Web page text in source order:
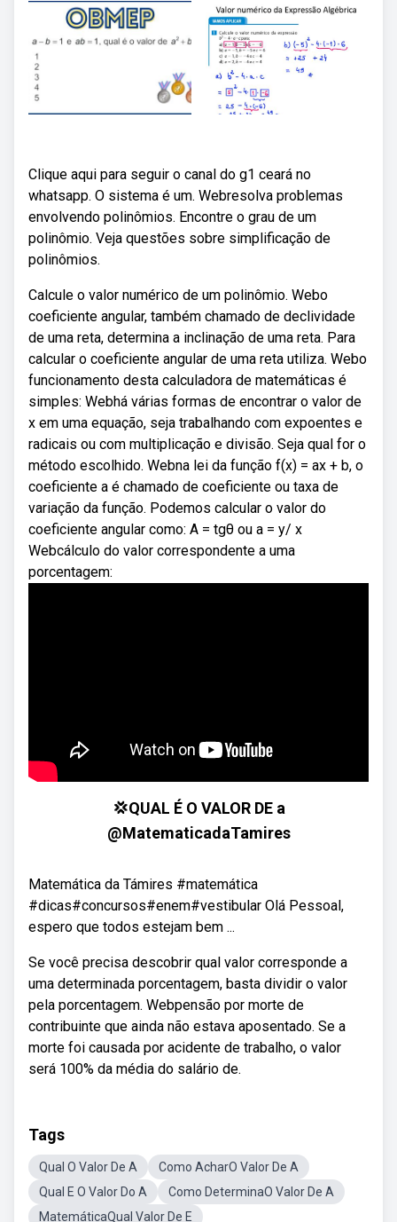
Clique aqui para seguir o canal do g1 ceará no
whatsapp. O sistema é um. Webresolva problemas
envolvendo polinômios. Encontre o grau de um
polinômio. Veja questões sobre simplificação de
polinômios.
Calcule o valor numérico de um polinômio. Webo
coeficiente angular, também chamado de declividade
de uma reta, determina a inclinação de uma reta. Para
calcular o coeficiente angular de uma reta utiliza. Webo
funcionamento desta calculadora de matemáticas é
simples: Webhá várias formas de encontrar o valor de
x em uma equação, seja trabalhando com expoentes e
radicais ou com multiplicação e divisão. Seja qual for o
método escolhido. Webna lei da função f(x) = ax + b, o
coeficiente a é chamado de coeficiente ou taxa de
variação da função. Podemos calcular o valor do
coeficiente angular como: A = tgθ ou a = y/ x
Webcálculo do valor correspondente a uma
porcentagem:
💢QUAL É O VALOR DE a
@MatematicadaTamires
Matemática da Támires​ #matemática​​​​​​
#dicas#concursos#enem#vestibular Olá Pessoal,
espero que todos estejam bem ...
Se você precisa descobrir qual valor corresponde a
uma determinada porcentagem, basta dividir o valor
pela porcentagem. Webpensão por morte de
contribuinte que ainda não estava aposentado. Se a
morte foi causada por acidente de trabalho, o valor
será 100% da média do salário de.
Tags
Qual O Valor De A
Como AcharO Valor De A
Qual E O Valor Do A
Como DeterminaO Valor De A
MatemáticaQual Valor De E